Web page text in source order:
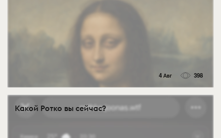
4 Авг 398
Какой Ротко вы сейчас?